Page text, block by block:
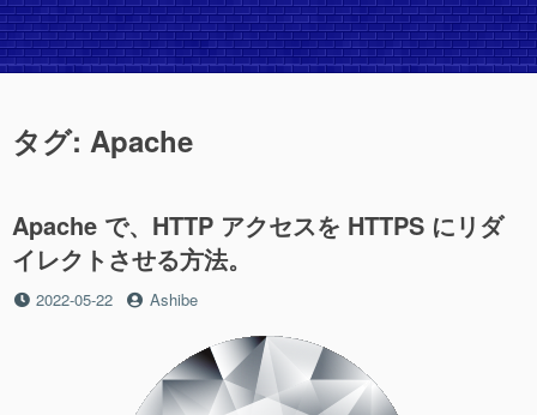
タグ: Apache
Apache で、HTTP アクセスを HTTPS にリダ
イレクトさせる方法。
投
2022-05-22
投
Ashibe